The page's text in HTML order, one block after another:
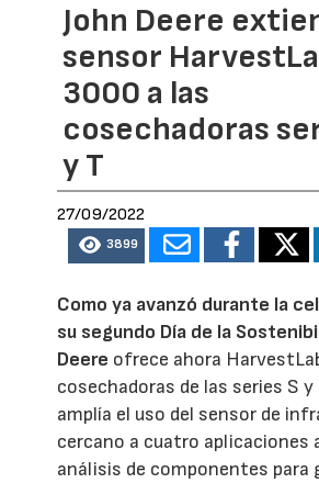
John Deere
sensor
3000 a las
cosechadoras
y T
27/09/2022
3899
Como ya avanzó durante la
su segundo Día de la
Deere ofrece ahora
cosechadoras de las series S y
amplía el uso del sensor de
cercano a cuatro aplicaciones
análisis de componentes para